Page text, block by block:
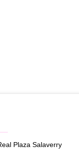
Plaza Salaverry